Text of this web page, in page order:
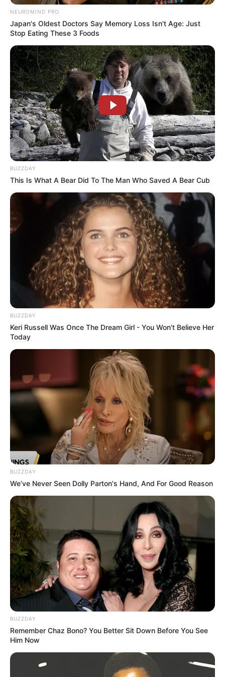
Suchen:
Auf einigen Seiten dieses Projektes sind Affiliate-
Angebote integriert. Wenn etwas darüber gebucht oder
gekauft wird, ist das eine Unterstützung, ohne dass sich
dadurch der Preis ändert.
NEUROMIND PRO
Japan's Oldest Doctors Say Memory Loss Isn't Age: Just
Stop Eating These 3 Foods
BUZZDAY
This Is What A Bear Did To The Man Who Saved A Bear Cub
BUZZDAY
Keri Russell Was Once The Dream Girl - You Won't Believe Her
Today
BUZZDAY
We’ve Never Seen Dolly Parton's Hand, And For Good Reason
BUZZDAY
Remember Chaz Bono? You Better Sit Down Before You See
Him Now